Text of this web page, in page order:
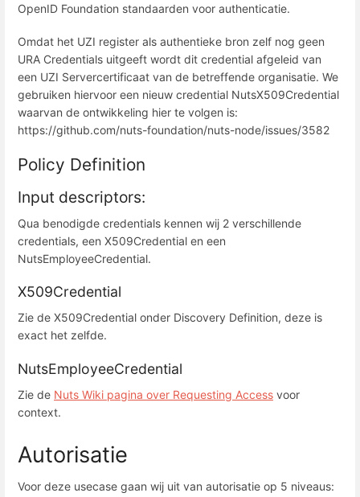
OpenID Foundation standaarden voor authenticatie.
Omdat het UZI register als authentieke bron zelf nog geen
URA Credentials uitgeeft wordt dit credential afgeleid van
een UZI Servercertificaat van de betreffende organisatie. We
gebruiken hiervoor een nieuw credential NutsX509Credential
waarvan de ontwikkeling hier te volgen is:
https://github.com/nuts-foundation/nuts-node/issues/3582
Policy Definition
Input descriptors:
Qua benodigde credentials kennen wij 2 verschillende
credentials, een X509Credential en een
NutsEmployeeCredential.
X509Credential
Zie de X509Credential onder Discovery Definition, deze is
exact het zelfde.
NutsEmployeeCredential
Zie de Nuts Wiki pagina over Requesting Access voor
context.
Autorisatie
Voor deze usecase gaan wij uit van autorisatie op 5 niveaus: